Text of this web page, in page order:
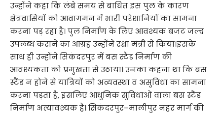
उन्होंने कहा कि लंबे समय से बाधित इस पुल के कारण
क्षेत्रवासियों को आवागमन में भारी परेशानियों का सामना
करना पड़ रहा है। पुल निर्माण के लिए आवश्यक बजट जल्द
उपलब्ध कराने का आग्रह उन्होंने रक्षा मंत्री से किया।इसके
साथ ही उन्होंने सिकंदरपुर में बस स्टैंड निर्माण की
आवश्यकता को प्रमुखता से उठाया। उनका कहना था कि बस
स्टैंड न होने से यात्रियों को अव्यवस्था व असुविधा का सामना
करना पड़ता है, इसलिए आधुनिक सुविधाओं वाला बस स्टैंड
निर्माण अत्यावश्यक है। सिकंदरपुर–मालीपुर नहर मार्ग की